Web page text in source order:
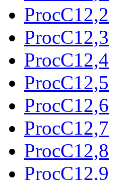
ProcC12,2
ProcC12,3
ProcC12,4
ProcC12,5
ProcC12,6
ProcC12,7
ProcC12,8
ProcC12,9